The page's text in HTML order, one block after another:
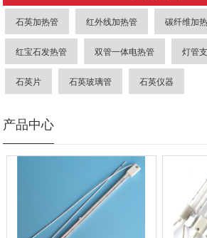
石英加热管 红外线加热管 碳纤维加
红宝石发热管 双管一体电热管 灯管
石英片 石英玻璃管 石英仪器
产品中心